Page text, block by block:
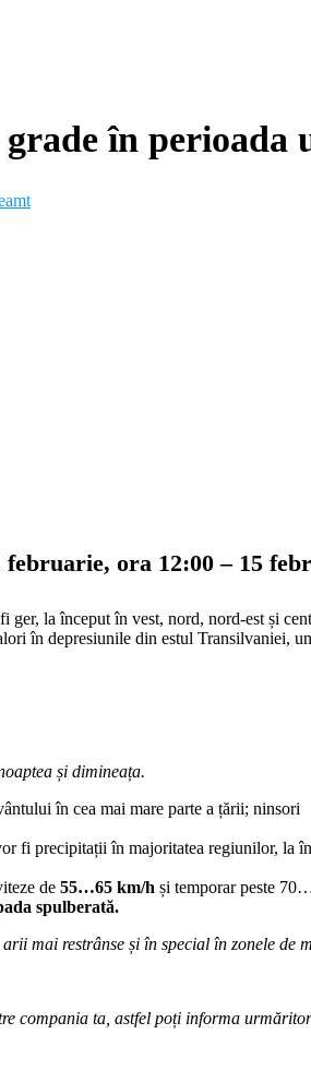
în perioada
ora 12:00 – 15
la început în vest, nord, nord-est și
în depresiunile din estul Transilvaniei,
și dimineața.
în cea mai mare parte a țării; ninsori
precipitații în majoritatea regiunilor, la
de 55…65 km/h și temporar peste
spulberată.
mai restrânse și în special în zonele de
compania ta, astfel poți informa